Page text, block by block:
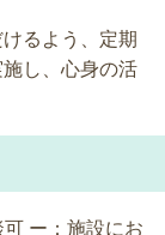
るよう、定期
し、心身の活
ー：施設にお